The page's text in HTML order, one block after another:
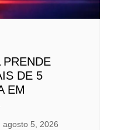
DE 5
EM
agosto 5, 2026